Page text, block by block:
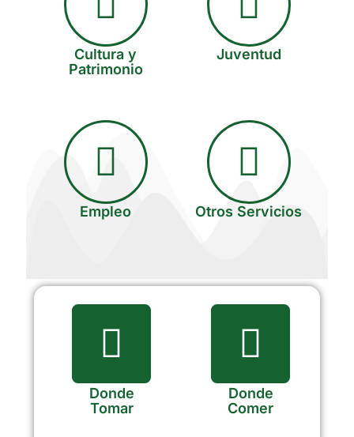
Cultura y
Patrimonio
Juventud
Empleo Otros Servicios
Donde
Tomar
Donde
Comer